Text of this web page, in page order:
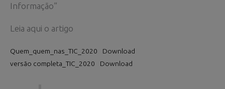
Informação”
Leia aqui o artigo
Quem_quem_nas_TIC_2020
Download
versão completa_TIC_2020
Download